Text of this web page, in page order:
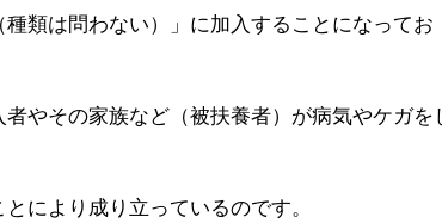
類は問わない）」に加入することになってお
やその家族など（被扶養者）が病気やケガを
により成り立っているのです。